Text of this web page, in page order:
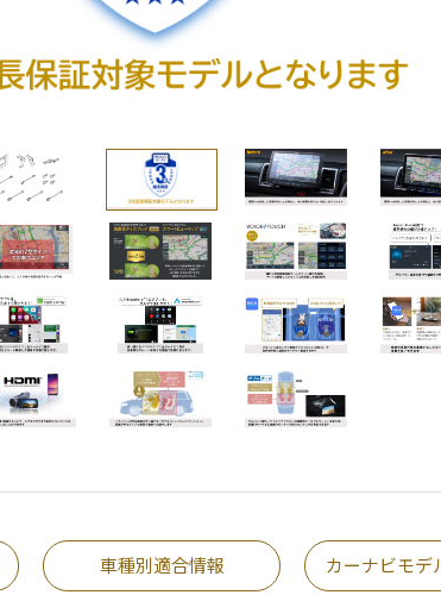
車種別適合情報 カーナビモデ